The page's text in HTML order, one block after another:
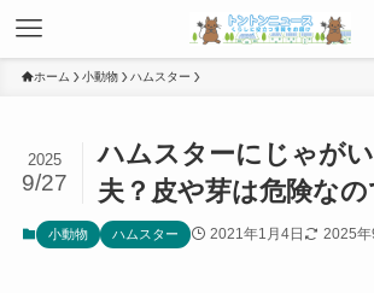
ホーム 小動物 ハムスター
ハムスターにじゃが
夫？皮や芽は危険なの
2025
9/27
小動物 ハムスター 2021年1月4日 2025年